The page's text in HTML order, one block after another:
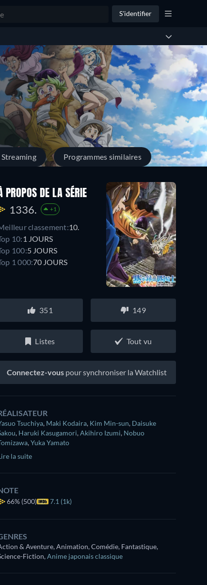
S'identifier
Programmes similaires
PROPOS DE LA SÉRIE
1336. +1
classement:10.
10: 1 JOURS
100:5 JOURS
1 000:70 JOURS
351 149
Listes Tout vu
Connectez-vous pour synchroniser la Watchlist
Tsuchiya, Maki Kodaira, Kim Min-sun, Daisuke
, Haruki Kasugamori,Akihiro Izumi, Nobuo
,Yuka Yamato
la suite
66% (500) 7.1 (1k)
& Aventure, Animation, Comédie, Fantastique,
Fiction,Anime japonais classique